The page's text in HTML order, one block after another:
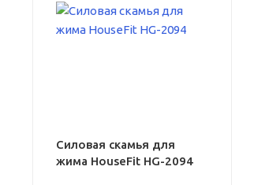
Силовая скамья для
жима HouseFit HG-2094